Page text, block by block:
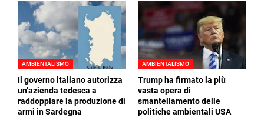
AMBIENTALISMO
Il governo italiano autorizza
un’azienda tedesca a
raddoppiare la produzione di
armi in Sardegna
AMBIENTALISMO
Trump ha firmato la più
vasta opera di
smantellamento delle
politiche ambientali USA